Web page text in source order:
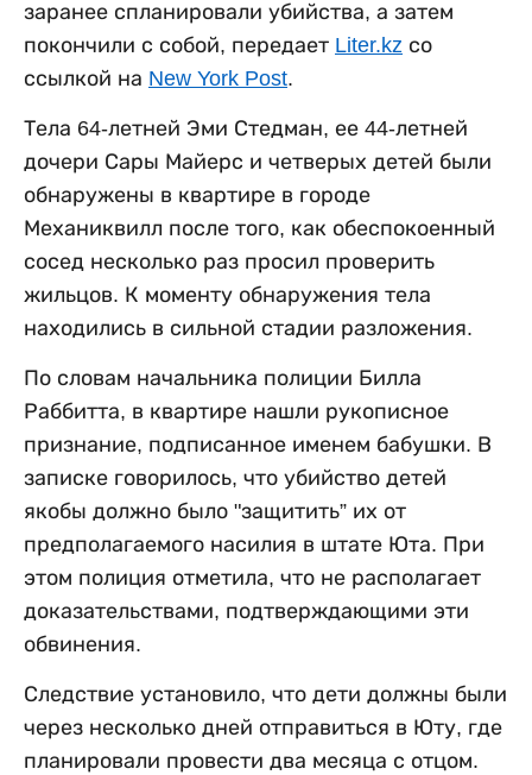
заранее спланировали убийства, а затем
покончили с собой, передает Liter.kz со
ссылкой на New York Post.
Тела 64-летней Эми Стедман, ее 44-летней
дочери Сары Майерс и четверых детей были
обнаружены в квартире в городе
Механиквилл после того, как обеспокоенный
сосед несколько раз просил проверить
жильцов. К моменту обнаружения тела
находились в сильной стадии разложения.
По словам начальника полиции Билла
Раббитта, в квартире нашли рукописное
признание, подписанное именем бабушки. В
записке говорилось, что убийство детей
якобы должно было "защитить” их от
предполагаемого насилия в штате Юта. При
этом полиция отметила, что не располагает
доказательствами, подтверждающими эти
обвинения.
Следствие установило, что дети должны были
через несколько дней отправиться в Юту, где
планировали провести два месяца с отцом.